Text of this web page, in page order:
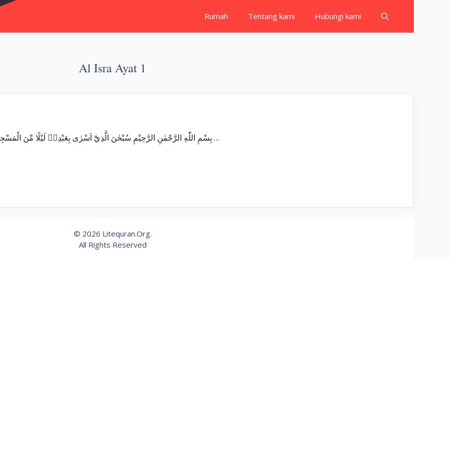
Rumah Tentang kami Hubungi kami
Al Isra Ayat 1
Surat Al Isra’ بِسْمِ اللّٰهِ الرَّحْمٰنِ الرَّحِيْمِ سُبْحٰنَ الَّذِيْٓ اَسْرٰى بِعَبْدِهٖ لَيْلًا مِّنَ الْمَسْجِدِ الْحَرَامِ اِلَى الْمَسْجِدِ الْاَقْصَا الَّذِيْ بٰرَكْنَا …
© 2026 Litequran.Org.
All Rights Reserved